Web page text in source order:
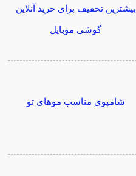
بیشترین تخفیف برای خرید آنلاین
گوشی موبایل
شامپوی مناسب موهای تو